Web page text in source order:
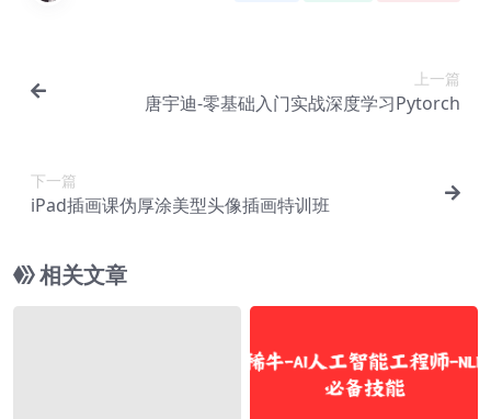
上一篇
唐宇迪-零基础入门实战深度学习Pytorch
下一篇
iPad插画课伪厚涂美型头像插画特训班
相关文章